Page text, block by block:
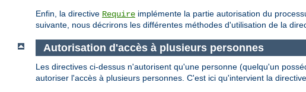
Enfin, la directive Require implémente la partie autorisation du
suivante, nous décrirons les différentes méthodes d'utilisation de la
Autorisation d'accès à plusieurs personnes
Les directives ci-dessus n'autorisent qu'une personne (quelqu'un
autoriser l'accès à plusieurs personnes. C'est ici qu'intervient la directive